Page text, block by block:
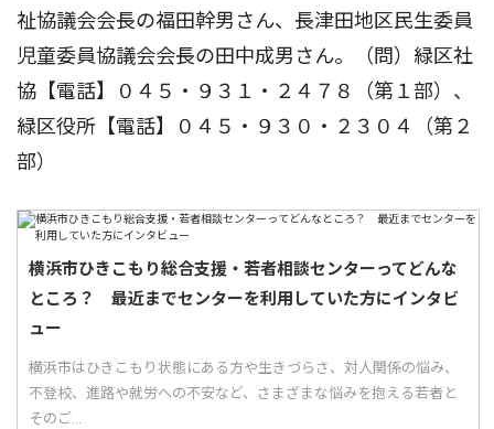
祉協議会会長の福田幹男さん、長津田地区民生委員
児童委員協議会会長の田中成男さん。（問）緑区社
協【電話】０４５・９３１・２４７８（第１部）、
緑区役所【電話】０４５・９３０・２３０４（第２
部）
横浜市ひきこもり総合支援・若者相談センターってどんな
ところ？ 最近までセンターを利用していた方にインタビ
ュー
横浜市はひきこもり状態にある方や生きづらさ、対人関係の悩み、
不登校、進路や就労への不安など、さまざまな悩みを抱える若者と
そのご...